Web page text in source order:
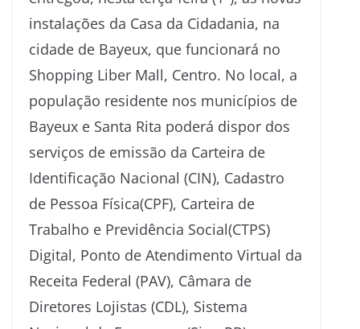
instalações da Casa da Cidadania, na
cidade de Bayeux, que funcionará no
Shopping Liber Mall, Centro. No local, a
população residente nos municípios de
Bayeux e Santa Rita poderá dispor dos
serviços de emissão da Carteira de
Identificação Nacional (CIN), Cadastro
de Pessoa Física(CPF), Carteira de
Trabalho e Previdência Social(CTPS)
Digital, Ponto de Atendimento Virtual da
Receita Federal (PAV), Câmara de
Diretores Lojistas (CDL), Sistema